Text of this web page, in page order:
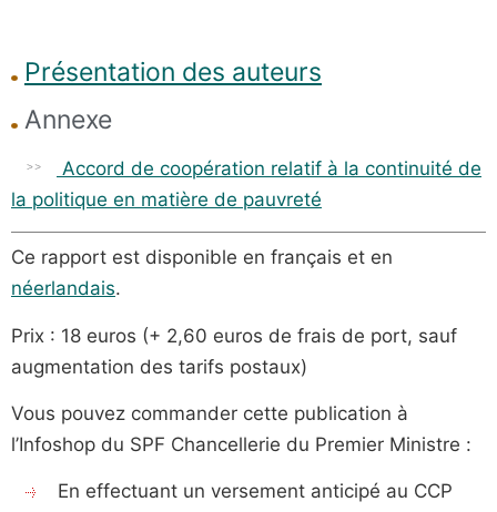
Présentation des auteurs
Annexe
Accord de coopération relatif à la continuité de
la politique en matière de pauvreté
Ce rapport est disponible en français et en
néerlandais.
Prix : 18 euros (+ 2,60 euros de frais de port, sauf
augmentation des tarifs postaux)
Vous pouvez commander cette publication à
l’Infoshop du SPF Chancellerie du Premier Ministre :
En effectuant un versement anticipé au CCP